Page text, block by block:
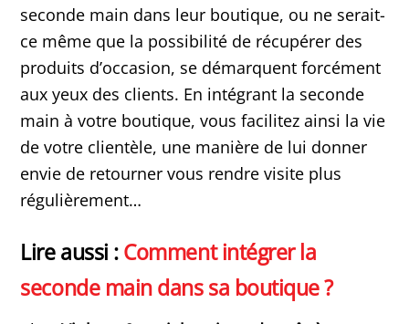
seconde main dans leur boutique, ou ne serait-
ce même que la possibilité de récupérer des
produits d’occasion, se démarquent forcément
aux yeux des clients. En intégrant la seconde
main à votre boutique, vous facilitez ainsi la vie
de votre clientèle, une manière de lui donner
envie de retourner vous rendre visite plus
régulièrement…
Lire aussi :Comment intégrer la
seconde main dans sa boutique ?